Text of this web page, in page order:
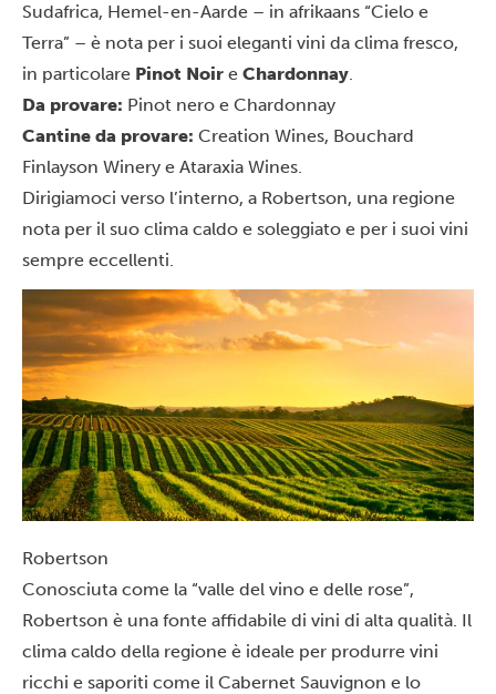
Sudafrica, Hemel-en-Aarde – in afrikaans “Cielo e
Terra” – è nota per i suoi eleganti vini da clima fresco,
in particolare Pinot Noir e Chardonnay.
Da provare: Pinot nero e Chardonnay
Cantine da provare: Creation Wines, Bouchard
Finlayson Winery e Ataraxia Wines.
Dirigiamoci verso l’interno, a Robertson, una regione
nota per il suo clima caldo e soleggiato e per i suoi vini
sempre eccellenti.
Robertson
Conosciuta come la “valle del vino e delle rose”,
Robertson è una fonte affidabile di vini di alta qualità. Il
clima caldo della regione è ideale per produrre vini
ricchi e saporiti come il Cabernet Sauvignon e lo